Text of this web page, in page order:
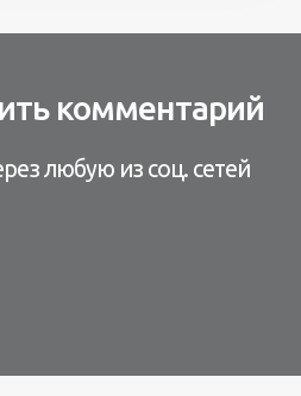
комментарий
любую из соц. сетей